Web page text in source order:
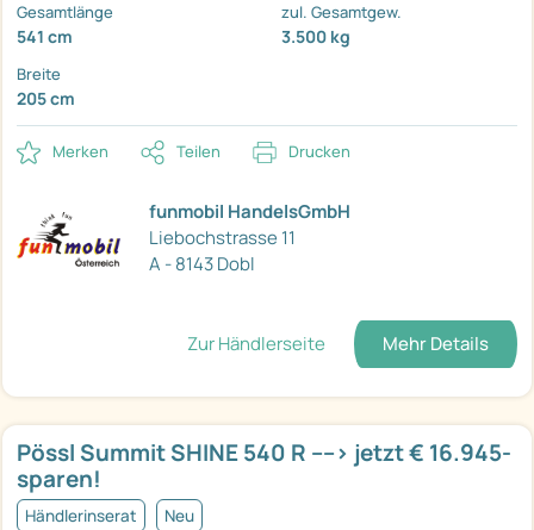
Gesamtlänge
541 cm
zul. Gesamtgew.
3.500 kg
Breite
205 cm
Merken Teilen Drucken
funmobil HandelsGmbH
Liebochstrasse 11
A - 8143 Dobl
Zur Händlerseite Mehr Details
Pössl Summit SHINE 540 R ----> jetzt € 16.945-
sparen!
Händlerinserat Neu